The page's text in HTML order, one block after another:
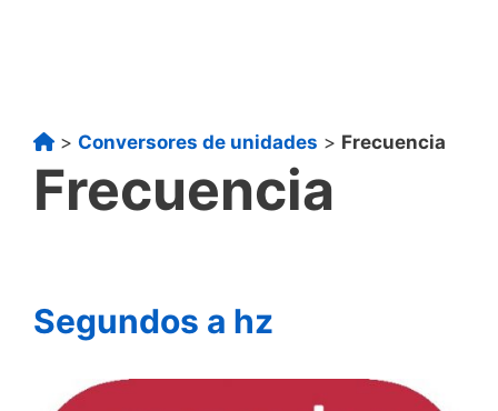
> Conversores de unidades > Frecuencia
Frecuencia
Segundos a hz